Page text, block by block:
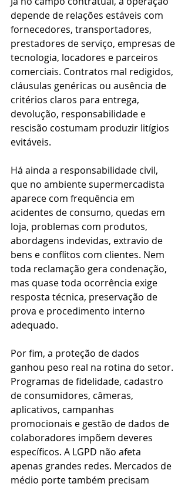
depende de relações estáveis com
fornecedores, transportadores,
prestadores de serviço, empresas de
tecnologia, locadores e parceiros
comerciais. Contratos mal redigidos,
cláusulas genéricas ou ausência de
critérios claros para entrega,
devolução, responsabilidade e
rescisão costumam produzir litígios
evitáveis.
Há ainda a responsabilidade civil,
que no ambiente supermercadista
aparece com frequência em
acidentes de consumo, quedas em
loja, problemas com produtos,
abordagens indevidas, extravio de
bens e conflitos com clientes. Nem
toda reclamação gera condenação,
mas quase toda ocorrência exige
resposta técnica, preservação de
prova e procedimento interno
adequado.
Por fim, a proteção de dados
ganhou peso real na rotina do setor.
Programas de fidelidade, cadastro
de consumidores, câmeras,
aplicativos, campanhas
promocionais e gestão de dados de
colaboradores impõem deveres
específicos. A LGPD não afeta
apenas grandes redes. Mercados de
médio porte também precisam